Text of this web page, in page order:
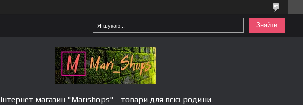
Знайти
Інтернет магазин "Marishops" - товари для всієї родини